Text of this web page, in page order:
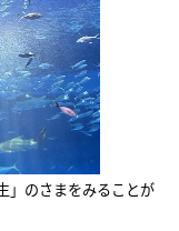
」のさまをみることが